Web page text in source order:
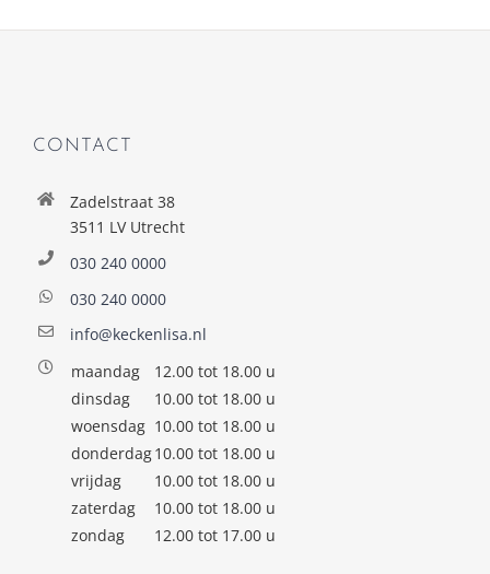
CONTACT
Zadelstraat 38
3511 LV Utrecht
030 240 0000
030 240 0000
info@keckenlisa.nl
maandag
12.00 tot 18.00 u
dinsdag
10.00 tot 18.00 u
woensdag 10.00 tot 18.00 u
donderdag10.00 tot 18.00 u
vrijdag
10.00 tot 18.00 u
zaterdag
10.00 tot 18.00 u
zondag
12.00 tot 17.00 u